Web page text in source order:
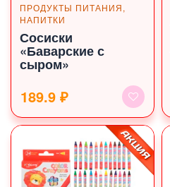
ПРОДУКТЫ ПИТАНИЯ,
НАПИТКИ
Сосиски
«Баварские с
сыром»
189.9 ₽